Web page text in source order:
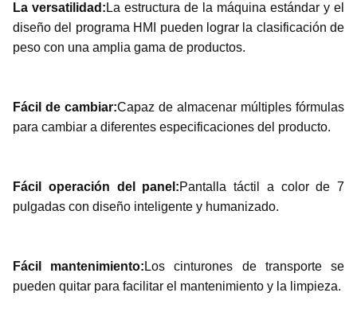
La versatilidad: La estructura de la máquina estándar y el
diseño del programa HMI pueden lograr la clasificación de
peso con una amplia gama de productos.
Fácil de cambiar:Capaz de almacenar múltiples fórmulas
para cambiar a diferentes especificaciones del producto.
Fácil operación del panel:Pantalla táctil a color de 7
pulgadas con diseño inteligente y humanizado.
Fácil mantenimiento: Los cinturones de transporte se
pueden quitar para facilitar el mantenimiento y la limpieza.